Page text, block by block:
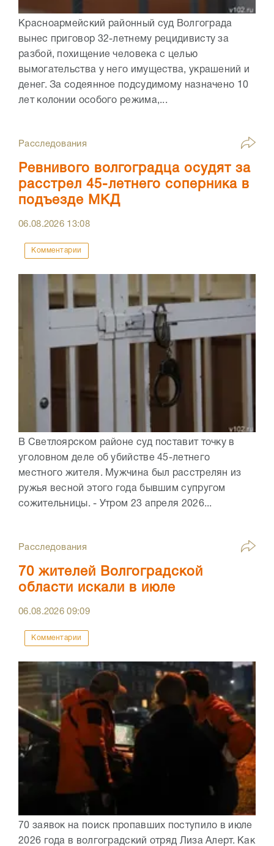
Красноармейский районный суд Волгограда
вынес приговор 32-летнему рецидивисту за
разбой, похищение человека с целью
вымогательства у него имущества, украшений и
денег. За содеянное подсудимому назначено 10
лет колонии особого режима,...
Расследования
Ревнивого волгоградца осудят за
расстрел 45-летнего соперника в
подъезде МКД
06.08.2026 13:08
Комментарии
В Светлоярском районе суд поставит точку в
уголовном деле об убийстве 45-летнего
местного жителя. Мужчина был расстрелян из
ружья весной этого года бывшим супругом
сожительницы. - Утром 23 апреля 2026...
Расследования
70 жителей Волгоградской
области искали в июле
06.08.202609:09
Комментарии
70 заявок на поиск пропавших поступило в июле
2026 года в волгоградский отряд Лиза Алерт. Как